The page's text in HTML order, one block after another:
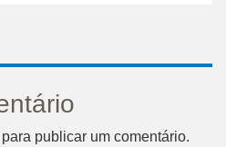
para publicar um comentário.